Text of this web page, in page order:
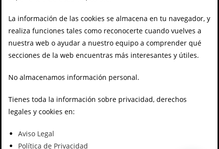
La información de las cookies se almacena en tu navegador, y
realiza funciones tales como reconocerte cuando vuelves a
nuestra web o ayudar a nuestro equipo a comprender qué
secciones de la web encuentras más interesantes y útiles.
No almacenamos información personal.
Tienes toda la información sobre privacidad, derechos
legales y cookies en:
Aviso Legal
Política de Privacidad